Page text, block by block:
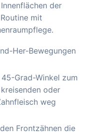
der
mit
Her-Bewegungen
Grad-Winkel zum
oder
weg
Frontzähnen die